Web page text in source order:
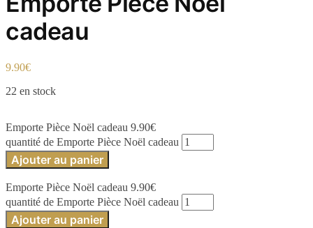
cadeau
9.90€
22 en stock
Emporte Pièce Noël cadeau 9.90€
quantité de Emporte Pièce Noël cadeau
Ajouter au panier
Emporte Pièce Noël cadeau 9.90€
quantité de Emporte Pièce Noël cadeau
Ajouter au panier